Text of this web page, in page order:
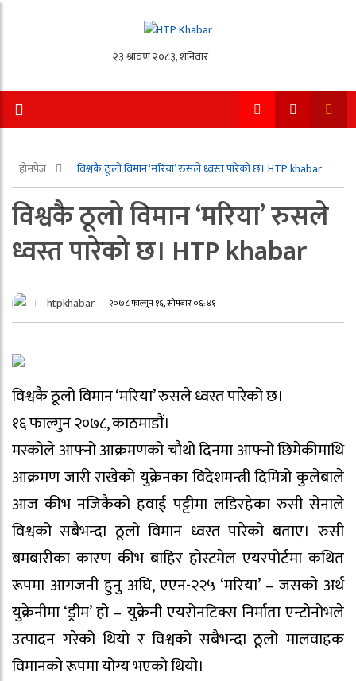
होमपेज विश्वकै ठूलो विमान ‘मरिया’ रुसले ध्वस्त पारेको छ। HTP khabar
विश्वकै ठूलो विमान ‘मरिया’ रुसले
ध्वस्त पारेको छ। HTP khabar
htpkhabar २०७८ फाल्गुन १६, सोमबार ०६:४१
विश्वकै ठूलो विमान ‘मरिया’ रुसले ध्वस्त पारेको छ।
१६ फाल्गुन २०७८, काठमाडौं।
मस्कोले आफ्नो आक्रमणको चौथो दिनमा आफ्नो छिमेकीमाथि
आक्रमण जारी राखेको युक्रेनका विदेशमन्त्री दिमित्रो कुलेबाले
आज कीभ नजिकैको हवाई पट्टीमा लडिरहेका रुसी सेनाले
विश्वको सबैभन्दा ठूलो विमान ध्वस्त पारेको बताए। रुसी
बमबारीका कारण कीभ बाहिर होस्टमेल एयरपोर्टमा कथित
रूपमा आगजनी हुनु अघि, एएन-२२५ ‘मरिया’ – जसको अर्थ
युक्रेनीमा ‘ड्रीम’ हो – युक्रेनी एयरोनटिक्स निर्माता एन्टोनोभले
उत्पादन गरेको थियो र विश्वको सबैभन्दा ठूलो मालवाहक
विमानको रूपमा योग्य भएको थियो।